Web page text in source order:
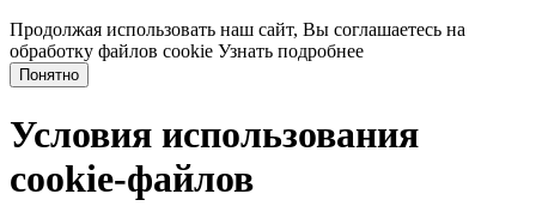
Продолжая использовать наш сайт, Вы соглашаетесь на
обработку файлов cookie Узнать подробнее
Понятно
Условия использования
cookie-файлов